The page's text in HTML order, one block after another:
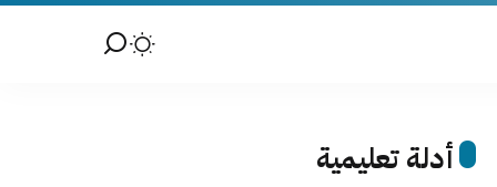
أدلة تعليمية